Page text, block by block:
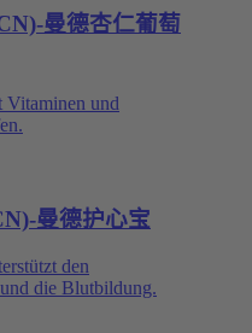
曼德杏仁葡萄
Vitaminen und
曼德护心宝
den
die Blutbildung.